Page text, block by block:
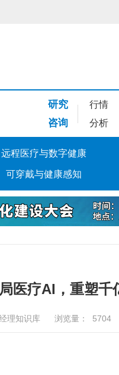
研究 行情
咨询 分析
远程医疗与数字健康
可穿戴与健康感知
医疗AI，重塑千
理知识库 浏览量： 5704